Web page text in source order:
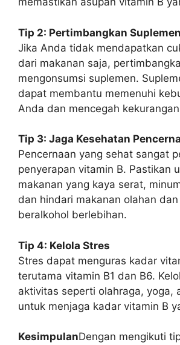
Tip 2: Pertimbangkan
Jika Anda tidak mendapatkan
dari makanan saja,
mengonsumsi suplemen.
dapat membantu memenuhi
Anda dan mencegah
Tip 3: Jaga Kesehatan
Pencernaan yang sehat sangat
penyerapan vitamin B. Pastikan
makanan yang kaya serat,
dan hindari makanan olahan
beralkohol berlebihan.
Tip 4: Kelola Stres
Stres dapat menguras kadar
terutama vitamin B1 dan B6.
aktivitas seperti olahraga, yoga,
untuk menjaga kadar vitamin B
KesimpulanDengan mengikuti